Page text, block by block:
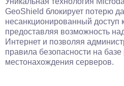
GeoShield блокирует потерю
несанкционированный доступ
предоставляя возможность
Интернет и позволяя
правила безопасности на базе
местонахождения серверов.